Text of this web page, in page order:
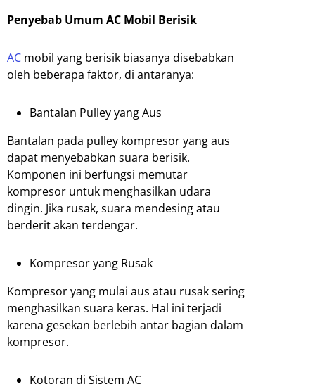
Penyebab Umum AC Mobil Berisik
AC mobil yang berisik biasanya disebabkan
oleh beberapa faktor, di antaranya:
Bantalan Pulley yang Aus
Bantalan pada pulley kompresor yang aus
dapat menyebabkan suara berisik.
Komponen ini berfungsi memutar
kompresor untuk menghasilkan udara
dingin. Jika rusak, suara mendesing atau
berderit akan terdengar.
Kompresor yang Rusak
Kompresor yang mulai aus atau rusak sering
menghasilkan suara keras. Hal ini terjadi
karena gesekan berlebih antar bagian dalam
kompresor.
Kotoran di Sistem AC